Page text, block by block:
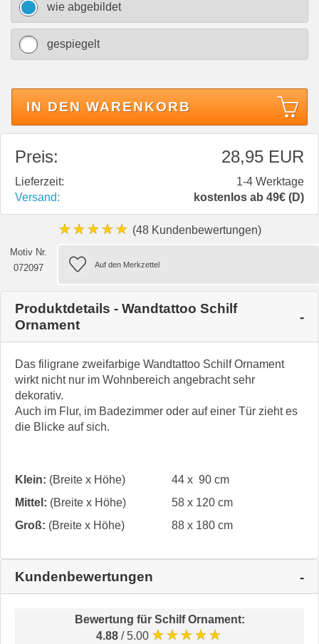
wie abgebildet
gespiegelt
IN DEN WARENKORB
Preis: 28,95 EUR
Lieferzeit:
1-4 Werktage
Versand:
kostenlos ab 49€ (D)
★★★★★ (48 Kundenbewertungen)
Motiv Nr.
072097
Produktdetails - Wandtattoo Schilf
Ornament
Das filigrane zweifarbige Wandtattoo Schilf Ornament
wirkt nicht nur im Wohnbereich angebracht sehr
dekorativ.
Auch im Flur, im Badezimmer oder auf einer Tür zieht es
die Blicke auf sich.
Klein: (Breite x Höhe)
44 x 90 cm
Mittel: (Breite x Höhe)
58 x 120 cm
Groß: (Breite x Höhe) 88 x 180 cm
Kundenbewertungen
Bewertung für Schilf Ornament:
4.88 / 5.00 ★★★★★